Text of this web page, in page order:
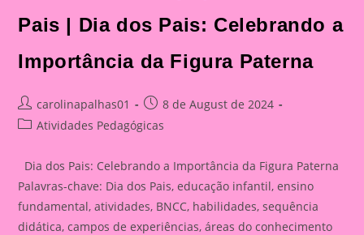
Pais | Dia dos Pais: Celebrando a
Importância da Figura Paterna
Post
author:
carolinapalhas01
Post
published:
8 de August de 2024
PostAtividades Pedagógicas
Dia dos Pais: Celebrando a Importância da Figura Paterna
Palavras-chave: Dia dos Pais, educação infantil, ensino
fundamental, atividades, BNCC, habilidades, sequência
didática, campos de experiências, áreas do conhecimento